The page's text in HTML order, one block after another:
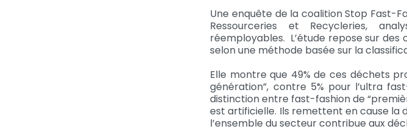
Une enquête de la coalition Stop Fast-
Ressourceries et Recycleries,
réemployables. L’étude repose sur des
selon une méthode basée sur la
Elle montre que 49% de ces déchets
génération”, contre 5% pour l’ultra
distinction entre fast-fashion de
est artificielle. Ils remettent en cause la
l’ensemble du secteur contribue aux